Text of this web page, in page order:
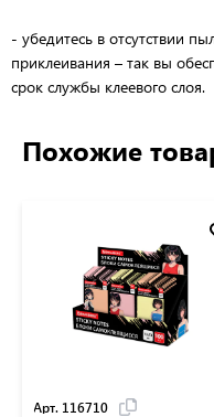
- убедитесь в отсутствии
приклеивания – так вы
срок службы клеевого слоя.
Похожие
Арт. 116710